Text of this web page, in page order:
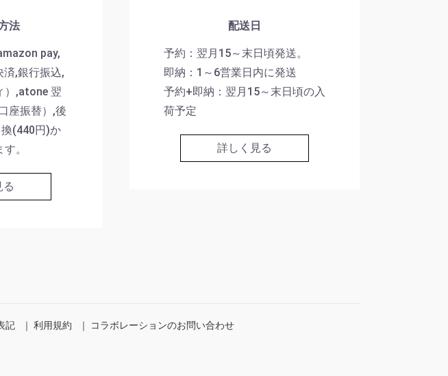
法
pay,
済,銀行振込,
）,atone 翌
座振替）,後
(440円)か
。
る
配送日
予約：翌月15～末日頃発送。
即納：1～6営業日内に発送
予約+即納：翌月15～末日頃の入
荷予定
詳しく見る
記 ｜ 利用規約 ｜
コラボレーションのお問い合わせ